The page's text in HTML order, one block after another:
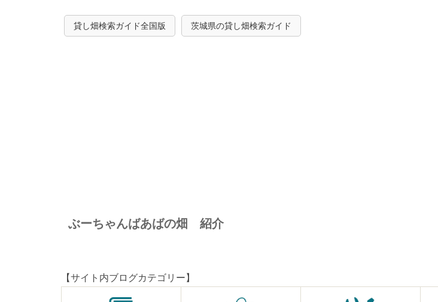
貸し畑検索ガイド全国版 茨城県の貸し畑検索ガイド
ぶーちゃんばあばの畑 紹介
【サイト内ブログカテゴリー】